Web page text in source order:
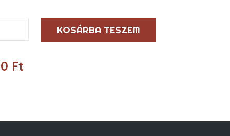
KOSÁRBA TESZEM
Ft